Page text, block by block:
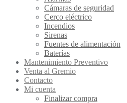
Cámaras de seguridad
Cerco eléctrico
Incendios
Sirenas
Fuentes de alimentación
Baterías
Mantenimiento Preventivo
Venta al Gremio
Contacto
Mi cuenta
Finalizar compra